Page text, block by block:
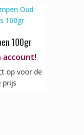
100gr
account!
op voor de
prijs